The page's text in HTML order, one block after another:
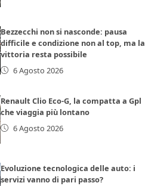
Bezzecchi non si nasconde: pausa
difficile e condizione non al top, ma la
vittoria resta possibile
6 Agosto 2026
Renault Clio Eco-G, la compatta a Gpl
che viaggia più lontano
6 Agosto 2026
Evoluzione tecnologica delle auto: i
servizi vanno di pari passo?